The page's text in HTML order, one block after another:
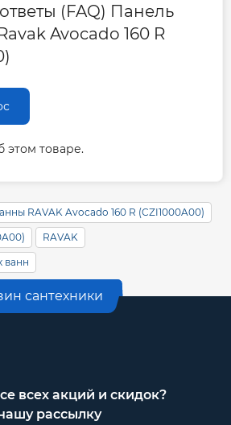
(FAQ) Панель
Avocado 160 R
этом товаре.
RAVAK Avocado 160 R (CZI1000A00)
RAVAK
ванн
сантехники
всех акций и скидок?
рассылку